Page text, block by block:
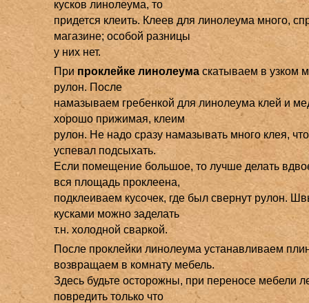
кусков линолеума, то
придется клеить. Клеев для линолеума много,
магазине; особой разницы
у них нет.
При проклейке линолеума скатываем в узком
рулон. После
намазываем гребенкой для линолеума клей и
хорошо прижимая, клеим
рулон. Не надо сразу намазывать много клея,
успевал подсыхать.
Если помещение большое, то лучше делать
вся площадь проклеена,
подклеиваем кусочек, где был свернут рулон.
кусками можно заделать
т.н. холодной сваркой.
После проклейки линолеума устанавливаем
возвращаем в комнату мебель.
Здесь будьте осторожны, при переносе мебели
повредить только что